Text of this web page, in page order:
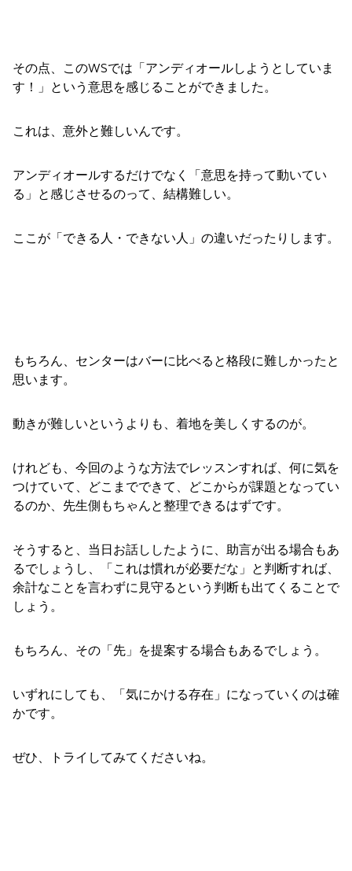
その点、このWSでは「アンディオールしようとしていま
す！」という意思を感じることができました。
これは、意外と難しいんです。
アンディオールするだけでなく「意思を持って動いてい
る」と感じさせるのって、結構難しい。
ここが「できる人・できない人」の違いだったりします。
もちろん、センターはバーに比べると格段に難しかったと
思います。
動きが難しいというよりも、着地を美しくするのが。
けれども、今回のような方法でレッスンすれば、何に気を
つけていて、どこまでできて、どこからが課題となってい
るのか、先生側もちゃんと整理できるはずです。
そうすると、当日お話ししたように、助言が出る場合もあ
るでしょうし、「これは慣れが必要だな」と判断すれば、
余計なことを言わずに見守るという判断も出てくることで
しょう。
もちろん、その「先」を提案する場合もあるでしょう。
いずれにしても、「気にかける存在」になっていくのは確
かです。
ぜひ、トライしてみてくださいね。